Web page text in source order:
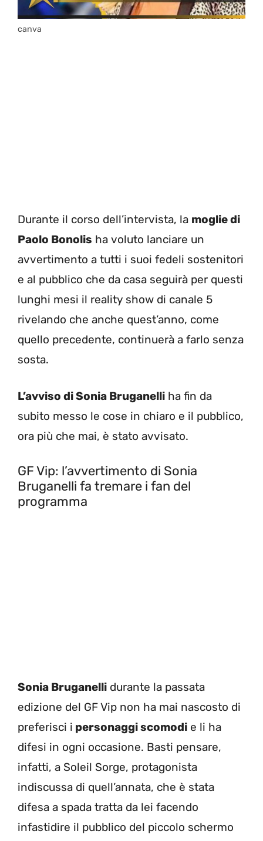
canva
Durante il corso dell’intervista, la moglie di
Paolo Bonolis ha voluto lanciare un
avvertimento a tutti i suoi fedeli sostenitori
e al pubblico che da casa seguirà per questi
lunghi mesi il reality show di canale 5
rivelando che anche quest’anno, come
quello precedente, continuerà a farlo senza
sosta.
L’avviso di Sonia Bruganelli ha fin da
subito messo le cose in chiaro e il pubblico,
ora più che mai, è stato avvisato.
GF Vip: l’avvertimento di Sonia
Bruganelli fa tremare i fan del
programma
Sonia Bruganelli durante la passata
edizione del GF Vip non ha mai nascosto di
preferisci i personaggi scomodi e li ha
difesi in ogni occasione. Basti pensare,
infatti, a Soleil Sorge, protagonista
indiscussa di quell’annata, che è stata
difesa a spada tratta da lei facendo
infastidire il pubblico del piccolo schermo